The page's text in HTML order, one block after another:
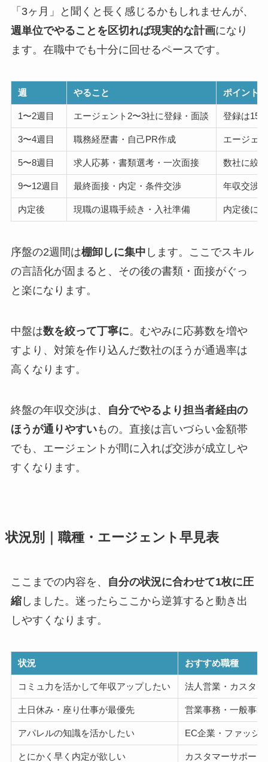
「3ヶ月」と聞くと長く感じるかもしれませんが、
週単位でやることを区切れば現実的な計画になり
ます。在職中でも十分に回せるペースです。
週 やること ポイント
1〜2週目 エージェント2〜3社に登録・面談 登録は15
3〜4週目 職務経歴書・自己PR作成 エージェ
5〜8週目 求人応募・書類選考・一次面接 数社に絞
9〜12週目 最終面接・内定・条件交渉 年収交渉
内定後 現職の退職手続き・入社準備 内定後に
序盤の2週間は棚卸しに集中 します。ここでスキル
の言語化が固まると、その後の書類・面接がぐっ
と楽になります。
中盤は数を絞って丁寧に。むやみに応募数を増や
すより、対策を作り込んだ数社のほうが通過率は
高くなります。
終盤の年収交渉は、
自分でやるより担当者経由の
ほうが通りやすいもの。直接は言いづらい金額帯
でも、エージェントが間に入れば交渉が成立しや
すくなります。
状況別｜職種・エージェント早見表
ここまでの内容を、
自分の状況に合わせて1枚に圧
縮しました。迷ったらここから逆算すると動き出
しやすくなります。
状況 おすすめ職種
コミュ力を活かして年収アップしたい 法人営業・カスタ
土日休み・座り仕事が最優先 営業事務・一般事務
アパレルの知識を活かしたい EC企業・ファッシ
とにかく早く内定が欲しい カスタマーサポー